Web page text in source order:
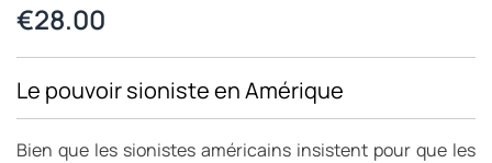
€28.00
Le pouvoir sioniste en Amérique
Bien que les sionistes américains insistent pour que les